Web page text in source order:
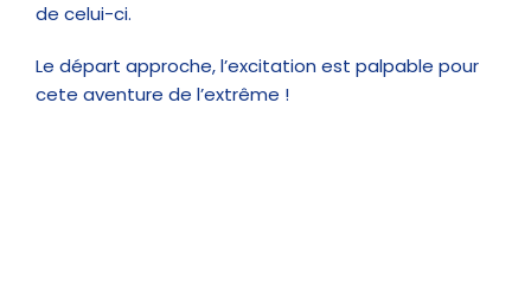
de celui-ci.
Le départ approche, l’excitation est palpable pour
cete aventure de l’extrême !